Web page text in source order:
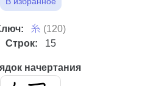
⽷ (120)
Строк:
15
начертания